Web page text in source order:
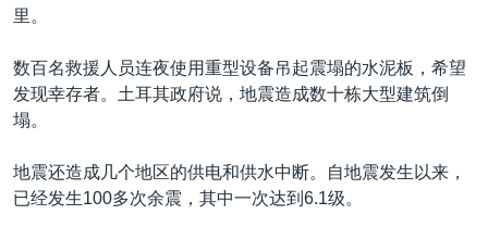
里。
数百名救援人员连夜使用重型设备吊起震塌的水泥板，希望
发现幸存者。土耳其政府说，地震造成数十栋大型建筑倒
塌。
地震还造成几个地区的供电和供水中断。自地震发生以来，
已经发生100多次余震，其中一次达到6.1级。